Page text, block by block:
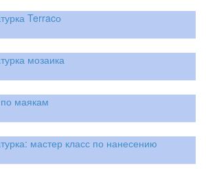
Terracо
мозаика
маякам
мастер класс по нанесению